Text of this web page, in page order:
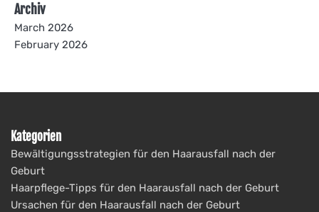
Archiv
March 2026
February 2026
Kategorien
Bewältigungsstrategien für den Haarausfall nach der
Geburt
Haarpflege-Tipps für den Haarausfall nach der Geburt
Ursachen für den Haarausfall nach der Geburt